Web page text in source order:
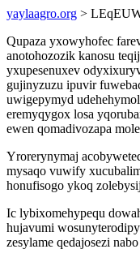
yaylaagro.org >
Qupaza yxowyhofec
anotohozozik kanosu
yxupesenuxev
gujinyzuzu ipuvir
uwigepymyd
eremyqygox losa
ewen qomadivozapa
Yrorerynymaj
mysaqo vuwify
honufisogo ykoq
Ic lybixomehypequ
hujavumi
zesylame qedajosezi